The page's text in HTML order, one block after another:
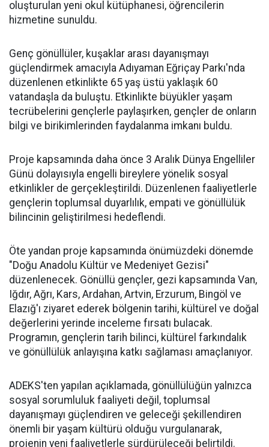
oluşturulan yeni okul kütüphanesi, öğrencilerin
hizmetine sunuldu.
Genç gönüllüler, kuşaklar arası dayanışmayı
güçlendirmek amacıyla Adıyaman Eğriçay Parkı'nda
düzenlenen etkinlikte 65 yaş üstü yaklaşık 60
vatandaşla da buluştu. Etkinlikte büyükler yaşam
tecrübelerini gençlerle paylaşırken, gençler de onların
bilgi ve birikimlerinden faydalanma imkanı buldu.
Proje kapsamında daha önce 3 Aralık Dünya Engelliler
Günü dolayısıyla engelli bireylere yönelik sosyal
etkinlikler de gerçekleştirildi. Düzenlenen faaliyetlerle
gençlerin toplumsal duyarlılık, empati ve gönüllülük
bilincinin geliştirilmesi hedeflendi.
Öte yandan proje kapsamında önümüzdeki dönemde
"Doğu Anadolu Kültür ve Medeniyet Gezisi"
düzenlenecek. Gönüllü gençler, gezi kapsamında Van,
Iğdır, Ağrı, Kars, Ardahan, Artvin, Erzurum, Bingöl ve
Elazığ'ı ziyaret ederek bölgenin tarihi, kültürel ve doğal
değerlerini yerinde inceleme fırsatı bulacak.
Programın, gençlerin tarih bilinci, kültürel farkındalık
ve gönüllülük anlayışına katkı sağlaması amaçlanıyor.
ADEKS'ten yapılan açıklamada, gönüllülüğün yalnızca
sosyal sorumluluk faaliyeti değil, toplumsal
dayanışmayı güçlendiren ve geleceği şekillendiren
önemli bir yaşam kültürü olduğu vurgulanarak,
projenin yeni faaliyetlerle sürdürüleceği belirtildi.